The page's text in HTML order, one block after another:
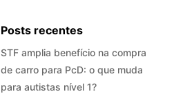
Posts recentes
STF amplia benefício na compra
de carro para PcD: o que muda
para autistas nível 1?